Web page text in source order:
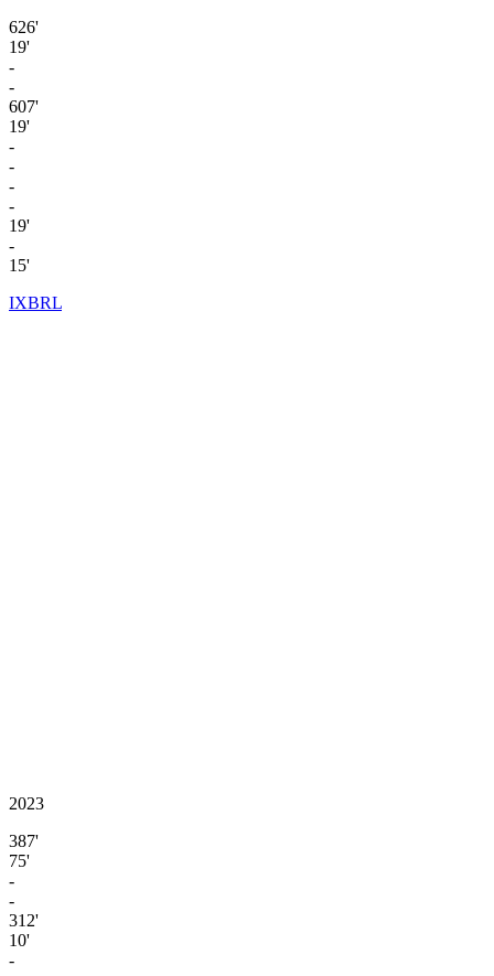
626'
19'
-
-
607'
19'
-
-
-
-
19'
-
15'
IXBRL
2023
387'
75'
-
-
312'
10'
-